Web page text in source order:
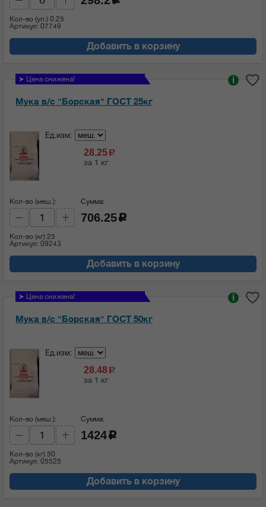
Кол-во (уп.) 0.25
Артикул: 07749
Добавить в корзину
➤ Цена снижена!
Мука в/с "Борская" ГОСТ 25кг
i
Ед.изм:
28.25c
за 1 кг
Кол-во (меш.):
Кол-во (кг) 25
Артикул: 09243
Сумма:
706.25 c
Добавить в корзину
➤ Цена снижена!
Мука в/с "Борская" ГОСТ 50кг
i
Ед.изм:
28.48c
за 1 кг
Кол-во (меш.):
Кол-во (кг) 50
Артикул: 05525
Сумма:
1424 c
Добавить в корзину